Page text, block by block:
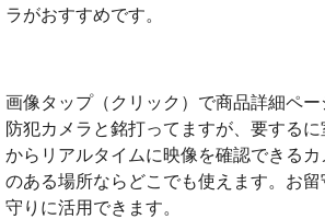
ラがおすすめです。
画像タップ（クリック）で商品詳細ペー
防犯カメラと銘打ってますが、要する
からリアルタイムに映像を確認できる
のある場所ならどこでも使えます。お
守りに活用できます。